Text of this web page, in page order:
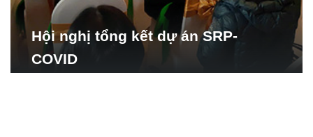
Hội nghị tổng kết dự án SRP-
COVID